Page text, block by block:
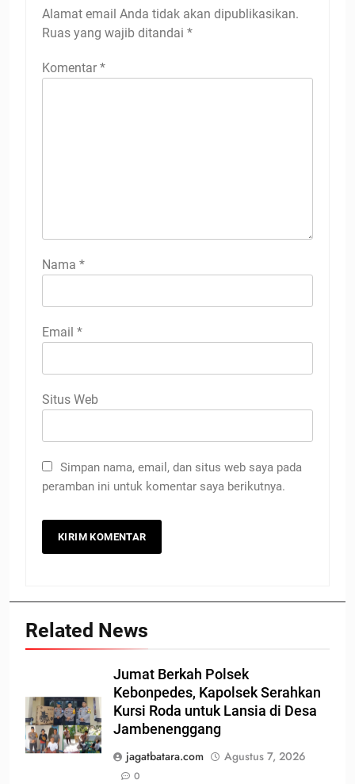
Alamat email Anda tidak akan dipublikasikan.
Ruas yang wajib ditandai *
Komentar *
Nama *
Email *
Situs Web
Simpan nama, email, dan situs web saya pada
peramban ini untuk komentar saya berikutnya.
Related News
Jumat Berkah Polsek
Kebonpedes, Kapolsek Serahkan
Kursi Roda untuk Lansia di Desa
Jambenenggang
jagatbatara.com
Agustus 7, 2026
0